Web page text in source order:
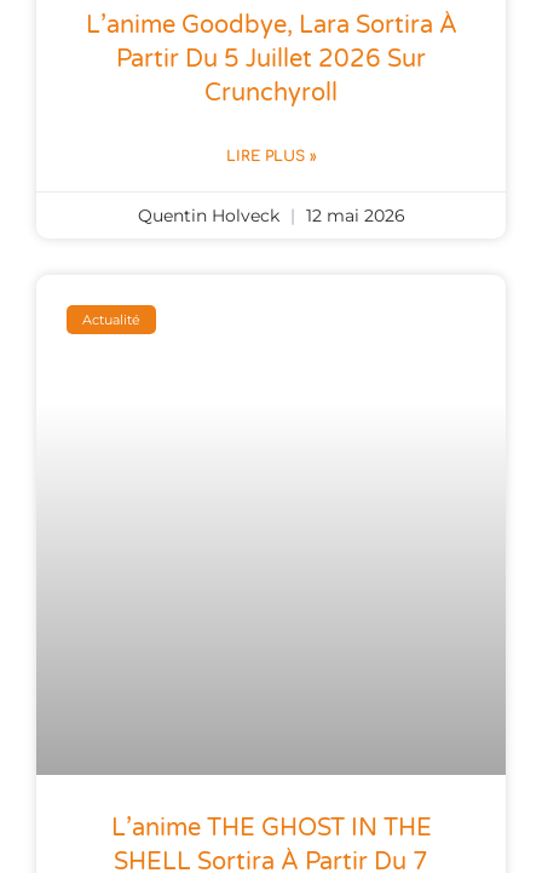
L’anime Goodbye, Lara Sortira À
Partir Du 5 Juillet 2026 Sur
Crunchyroll
LIRE PLUS »
Quentin Holveck 12 mai 2026
Actualité
L’anime THE GHOST IN THE
SHELL Sortira À Partir Du 7